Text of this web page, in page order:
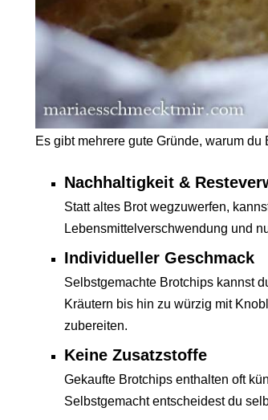
Es gibt mehrere gute Gründe, warum
Nachhaltigkeit &
Statt altes Brot wegzuwerfen,
Lebensmittelverschwendung und
Individueller Geschmack
Selbstgemachte Brotchips kannst
Kräutern bis hin zu würzig mit
zubereiten.
Keine Zusatzstoffe
Gekaufte Brotchips enthalten oft
Selbstgemacht entscheidest du